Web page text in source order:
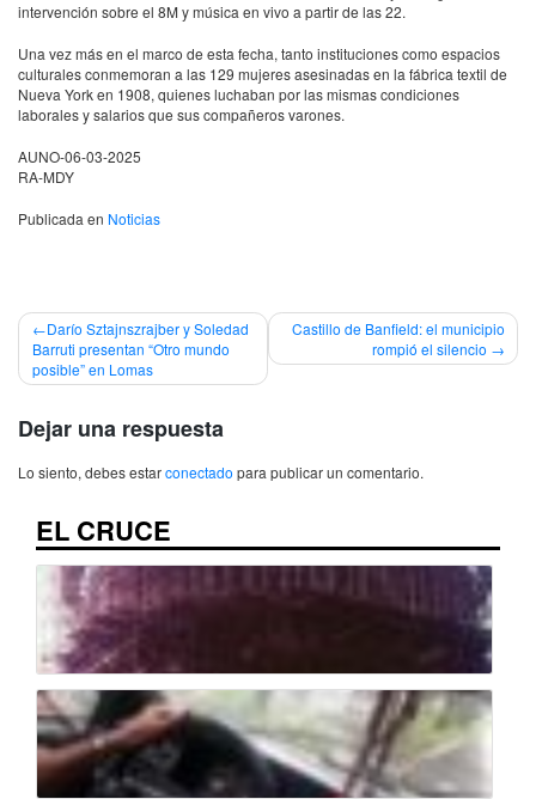
intervención sobre el 8M y música en vivo a partir de las 22.
Una vez más en el marco de esta fecha, tanto instituciones como espacios
culturales conmemoran a las 129 mujeres asesinadas en la fábrica textil de
Nueva York en 1908, quienes luchaban por las mismas condiciones
laborales y salarios que sus compañeros varones.
AUNO-06-03-2025
RA-MDY
Publicada en Noticias
Navegación
de
Darío Sztajnszrajber y Soledad
Barruti presentan “Otro mundo
posible” en Lomas
Castillo de Banfield: el municipio
rompió el silencio
Dejar una respuesta
Lo siento, debes estarconectado para publicar un comentario.
EL CRUCE